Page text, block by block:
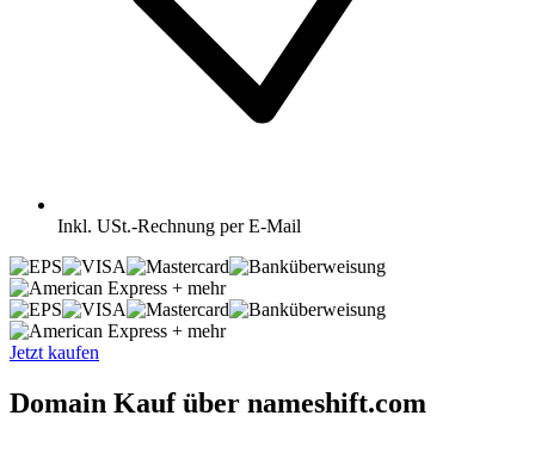
Inkl. USt.-Rechnung per E-Mail
+ mehr
+ mehr
Jetzt kaufen
Domain Kauf über nameshift.com